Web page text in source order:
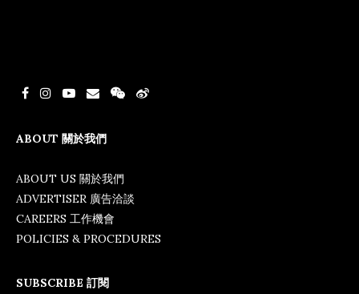
ABOUT 關於我們
ABOUT US 關於我們
ADVERTISER 廣告洽談
CAREERS 工作機會
POLICIES & PROCEDURES
SUBSCRIBE 訂閱